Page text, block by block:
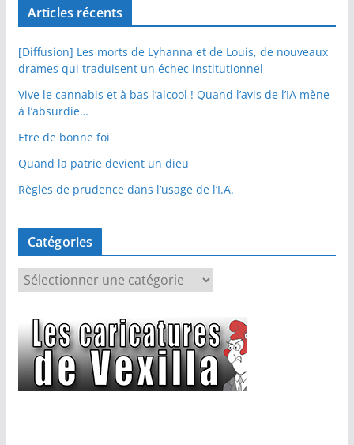
Articles récents
[Diffusion] Les morts de Lyhanna et de Louis, de nouveaux
drames qui traduisent un échec institutionnel
Vive le cannabis et à bas l’alcool ! Quand l’avis de l’IA mène
à l’absurdie…
Etre de bonne foi
Quand la patrie devient un dieu
Règles de prudence dans l’usage de l’I.A.
Catégories
é
g
o
r